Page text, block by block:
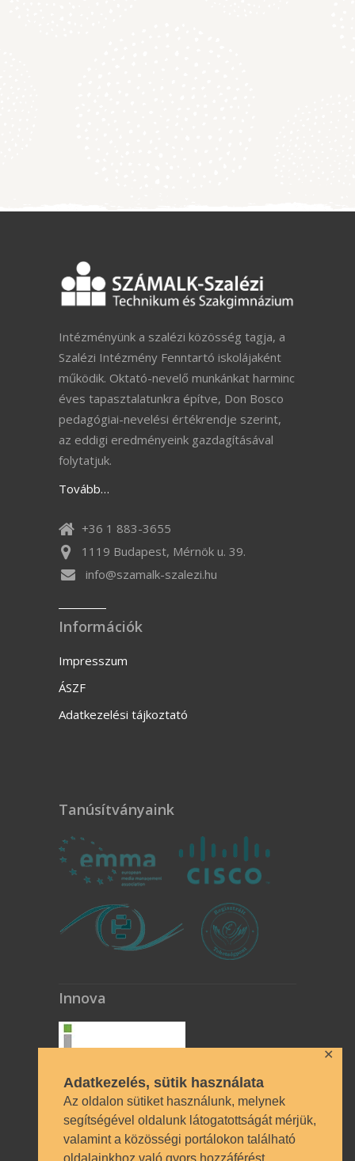
Adatkezelés, sütik használata
Az oldalon sütiket használunk, melynek
segítségével oldalunk látogatottságát mérjük,
valamint a közösségi portálokon található
✕
Intézményünk a szalézi közösség tagja, a
Szalézi Intézmény Fenntartó iskolájaként
működik. Oktató-nevelő munkánkat harminc
éves tapasztalatunkra építve, Don Bosco
pedagógiai-nevelési értékrendje szerint,
az eddigi eredményeink gazdagításával
folytatjuk.
Tovább…
+36 1 883-3655
1119 Budapest, Mérnök u. 39.
info@szamalk-szalezi.hu
Információk
Impresszum
ÁSZF
Adatkezelési tájkoztató
Tanúsítványaink
Innova
Technikai azonosítók